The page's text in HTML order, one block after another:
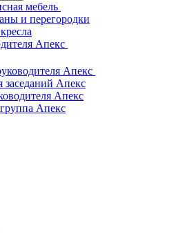
мебель
и перегородки
Апекс
Апекс
заседаний Апекс
Апекс
Апекс